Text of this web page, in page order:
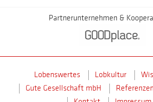
Partnerunternehmen &
Lobenswertes Lobkultur
Gute Gesellschaft mbH
Referenzen